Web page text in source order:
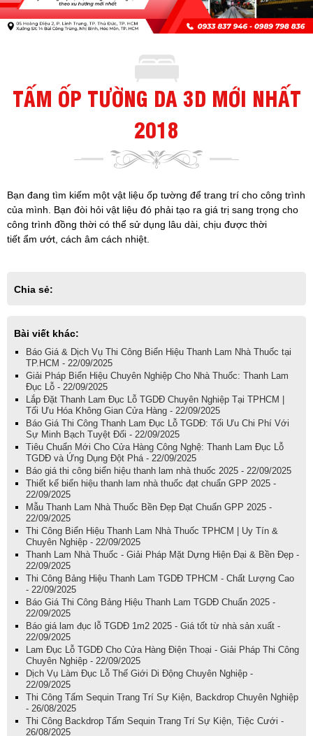
TẤM ỐP TƯỜNG DA 3D MỚI NHẤT
2018
Bạn đang tìm kiếm một vật liệu ốp tường để trang trí cho công trình
của mình. Bạn đòi hỏi vật liệu đó phải tạo ra giá trị sang trọng cho
công trình đồng thời có thể sử dụng lâu dài, chịu được thời
tiết ẩm ướt, cách âm cách nhiệt.
Chia sẻ:
Bài viết khác:
Báo Giá & Dịch Vụ Thi Công Biển Hiệu Thanh Lam Nhà Thuốc tại
TP.HCM - 22/09/2025
Giải Pháp Biển Hiệu Chuyên Nghiệp Cho Nhà Thuốc: Thanh Lam
Đục Lỗ - 22/09/2025
Lắp Đặt Thanh Lam Đục Lỗ TGDĐ Chuyên Nghiệp Tại TPHCM |
Tối Ưu Hóa Không Gian Cửa Hàng - 22/09/2025
Báo Giá Thi Công Thanh Lam Đục Lỗ TGDĐ: Tối Ưu Chi Phí Với
Sự Minh Bạch Tuyệt Đối - 22/09/2025
Tiêu Chuẩn Mới Cho Cửa Hàng Công Nghệ: Thanh Lam Đục Lỗ
TGDĐ và Ứng Dụng Đột Phá - 22/09/2025
Báo giá thi công biển hiệu thanh lam nhà thuốc 2025 - 22/09/2025
Thiết kế biển hiệu thanh lam nhà thuốc đạt chuẩn GPP 2025 -
22/09/2025
Mẫu Thanh Lam Nhà Thuốc Bền Đẹp Đạt Chuẩn GPP 2025 -
22/09/2025
Thi Công Biển Hiệu Thanh Lam Nhà Thuốc TPHCM | Uy Tín &
Chuyên Nghiệp - 22/09/2025
Thanh Lam Nhà Thuốc - Giải Pháp Mặt Dựng Hiện Đại & Bền Đẹp -
22/09/2025
Thi Công Bảng Hiệu Thanh Lam TGDĐ TPHCM - Chất Lượng Cao
- 22/09/2025
Báo Giá Thi Công Bảng Hiệu Thanh Lam TGDĐ Chuẩn 2025 -
22/09/2025
Báo giá lam đục lỗ TGDĐ 1m2 2025 - Giá tốt từ nhà sản xuất -
22/09/2025
Lam Đục Lỗ TGDĐ Cho Cửa Hàng Điện Thoại - Giải Pháp Thi Công
Chuyên Nghiệp - 22/09/2025
Dịch Vụ Làm Đục Lỗ Thế Giới Di Động Chuyên Nghiệp -
22/09/2025
Thi Công Tấm Sequin Trang Trí Sự Kiện, Backdrop Chuyên Nghiệp
- 26/08/2025
Thi Công Backdrop Tấm Sequin Trang Trí Sự Kiện, Tiệc Cưới -
26/08/2025